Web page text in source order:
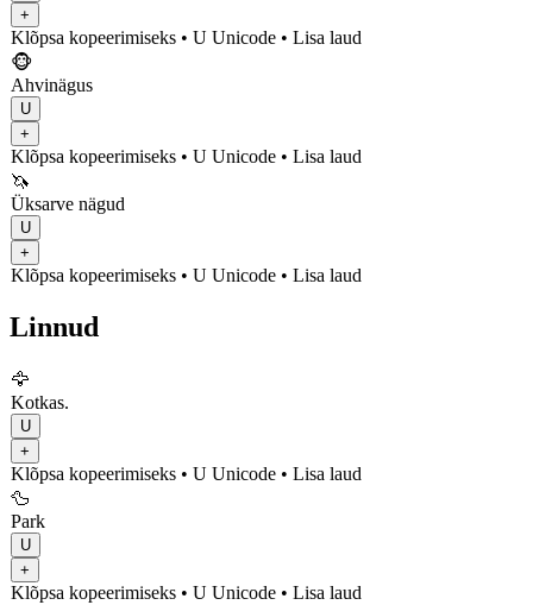
+
Klõpsa kopeerimiseks • U Unicode • Lisa laud
🐵
Ahvinägus
U
+
Klõpsa kopeerimiseks • U Unicode • Lisa laud
🦄
Üksarve nägud
U
+
Klõpsa kopeerimiseks • U Unicode • Lisa laud
Linnud
🦅
Kotkas.
U
+
Klõpsa kopeerimiseks • U Unicode • Lisa laud
🦆
Park
U
+
Klõpsa kopeerimiseks • U Unicode • Lisa laud